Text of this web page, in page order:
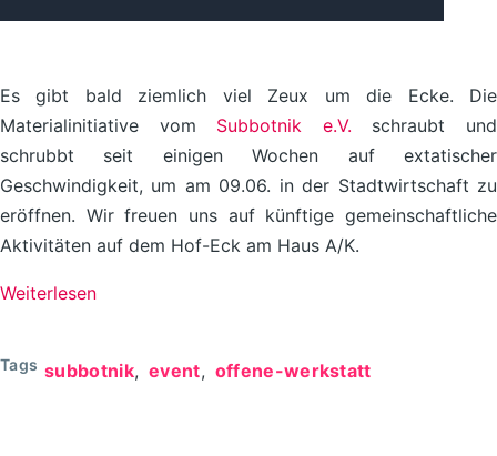
Es gibt bald ziemlich viel Zeux um die Ecke. Die
Materialinitiative vom Subbotnik e.V. schraubt und
schrubbt seit einigen Wochen auf extatischer
Geschwindigkeit, um am 09.06. in der Stadtwirtschaft zu
eröffnen. Wir freuen uns auf künftige gemeinschaftliche
Aktivitäten auf dem Hof-Eck am Haus A/K.
Weiterlesen
im
Tags subbotnik event offene-werkstatt